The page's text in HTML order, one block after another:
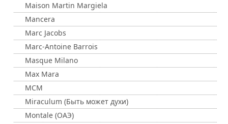
Maison Martin Margiela
Mancera
Marc Jacobs
Marc-Antoine Barrois
Masque Milano
Max Mara
MCM
Miraculum (Быть может духи)
Montale (ОАЭ)